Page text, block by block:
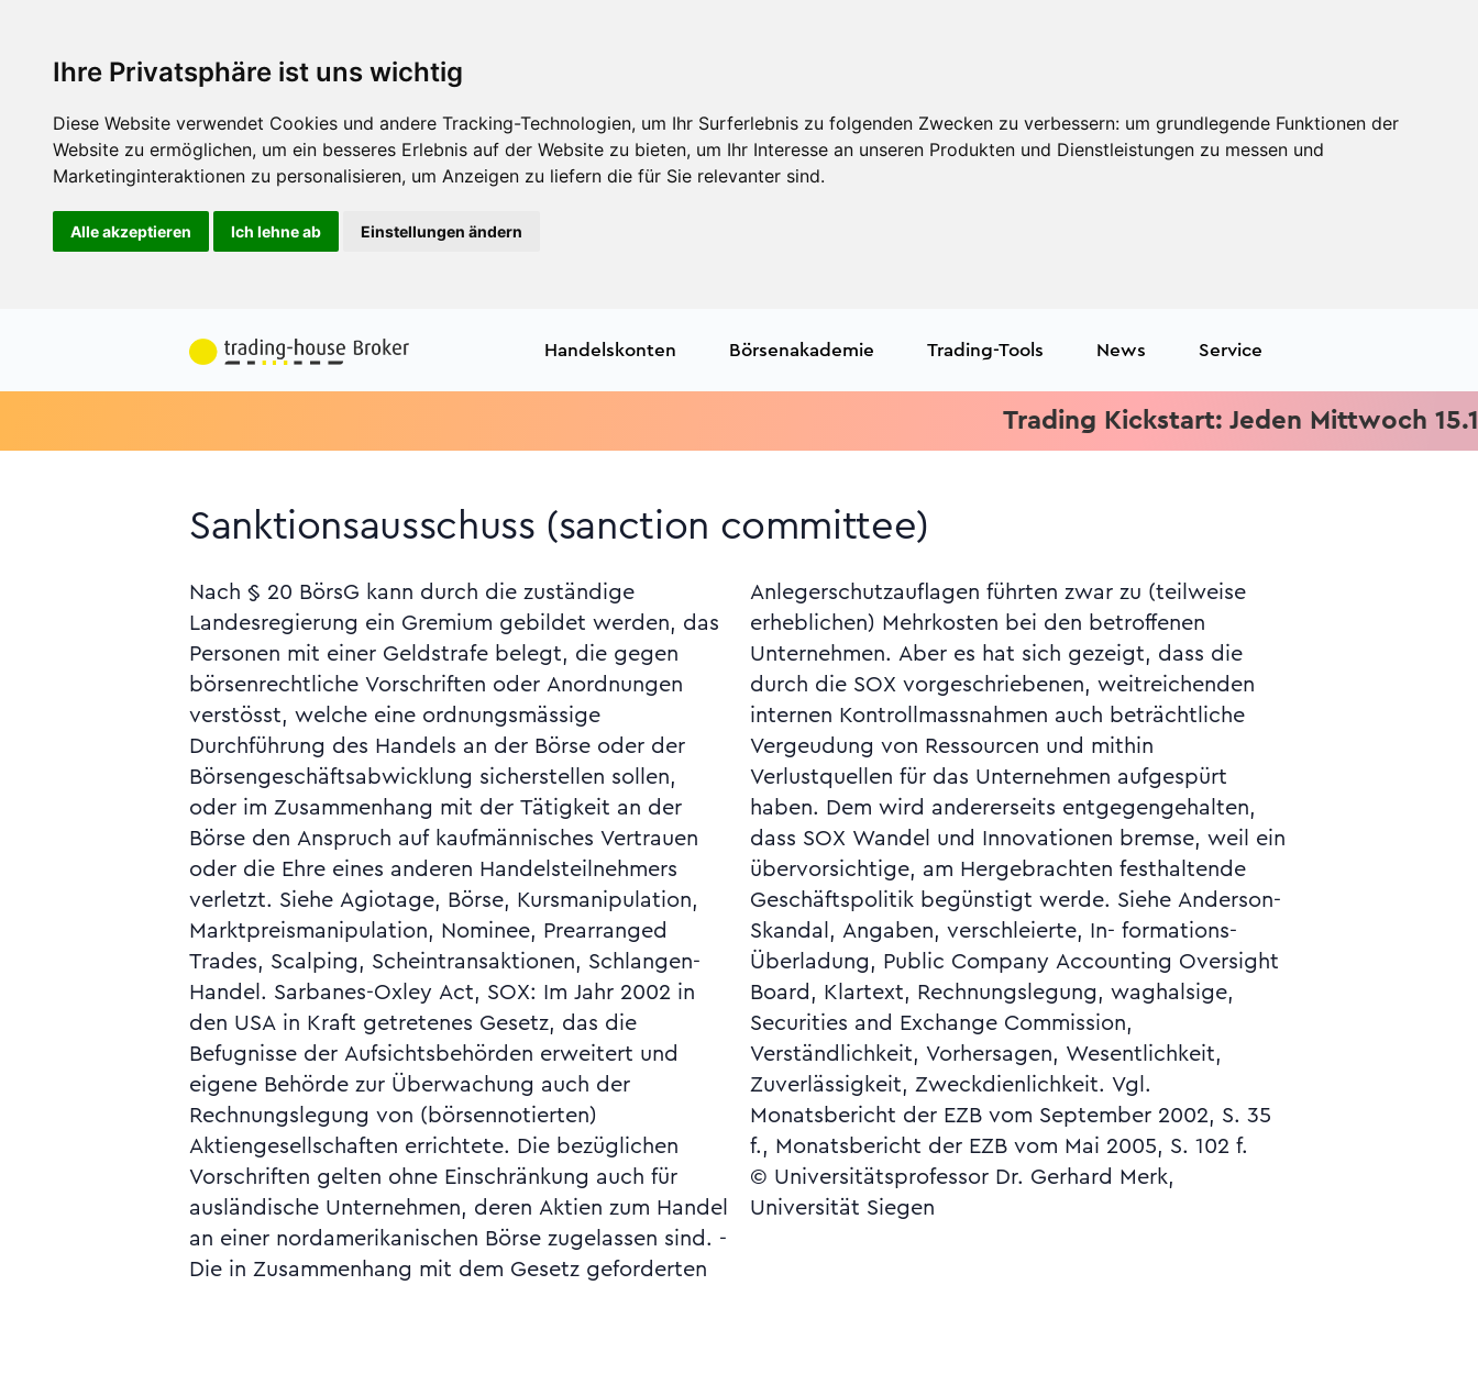
Ihre Privatsphäre ist uns wichtig
Diese Website verwendet Cookies und andere Tracking-Technologien, um Ihr Surferlebnis zu folgenden Zwecken zu verbessern: um grundlegende Funktionen der
Website zu ermöglichen, um ein besseres Erlebnis auf der Website zu bieten, um Ihr Interesse an unseren Produkten und Dienstleistungen zu messen und
Marketinginteraktionen zu personalisieren, um Anzeigen zu liefern die für Sie relevanter sind.
Alle akzeptieren Ich lehne ab Einstellungen ändern
Handelskonten Börsenakademie Trading-Tools News Service
Trading Kickstart: Jeden Mittwoch 15.15
Sanktionsausschuss (sanction committee)
Nach § 20 BörsG kann durch die zuständige
Landesregierung ein Gremium gebildet werden, das
Personen mit einer Geldstrafe belegt, die gegen
börsenrechtliche Vorschriften oder Anordnungen
verstösst, welche eine ordnungsmässige
Durchführung des Handels an der Börse oder der
Börsengeschäftsabwicklung sicherstellen sollen,
oder im Zusammenhang mit der Tätigkeit an der
Börse den Anspruch auf kaufmännisches Vertrauen
oder die Ehre eines anderen Handelsteilnehmers
verletzt. Siehe Agiotage, Börse, Kursmanipulation,
Marktpreismanipulation, Nominee, Prearranged
Trades, Scalping, Scheintransaktionen, Schlangen-
Handel. Sarbanes-Oxley Act, SOX: Im Jahr 2002 in
den USA in Kraft getretenes Gesetz, das die
Befugnisse der Aufsichtsbehörden erweitert und
eigene Behörde zur Überwachung auch der
Rechnungslegung von (börsennotierten)
Aktiengesellschaften errichtete. Die bezüglichen
Vorschriften gelten ohne Einschränkung auch für
ausländische Unternehmen, deren Aktien zum Handel
an einer nordamerikanischen Börse zugelassen sind. -
Die in Zusammenhang mit dem Gesetz geforderten
Anlegerschutzauflagen führten zwar zu (teilweise
erheblichen) Mehrkosten bei den betroffenen
Unternehmen. Aber es hat sich gezeigt, dass die
durch die SOX vorgeschriebenen, weitreichenden
internen Kontrollmassnahmen auch beträchtliche
Vergeudung von Ressourcen und mithin
Verlustquellen für das Unternehmen aufgespürt
haben. Dem wird andererseits entgegengehalten,
dass SOX Wandel und Innovationen bremse, weil ein
übervorsichtige, am Hergebrachten festhaltende
Geschäftspolitik begünstigt werde. Siehe Anderson-
Skandal, Angaben, verschleierte, In- formations-
Überladung, Public Company Accounting Oversight
Board, Klartext, Rechnungslegung, waghalsige,
Securities and Exchange Commission,
Verständlichkeit, Vorhersagen, Wesentlichkeit,
Zuverlässigkeit, Zweckdienlichkeit. Vgl.
Monatsbericht der EZB vom September 2002, S. 35
f., Monatsbericht der EZB vom Mai 2005, S. 102 f.
© Universitätsprofessor Dr. Gerhard Merk,
Universität Siegen